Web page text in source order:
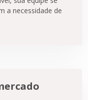
a necessidade de